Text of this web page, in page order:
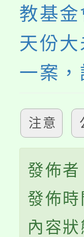
教基
天份
一案，
注意
發佈
發佈
內容